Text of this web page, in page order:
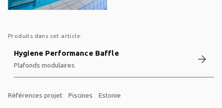
Produits dans cet article:
Hygiene Performance Baffle
Plafonds modulaires arrow_forward
Références projet Piscines Estonie